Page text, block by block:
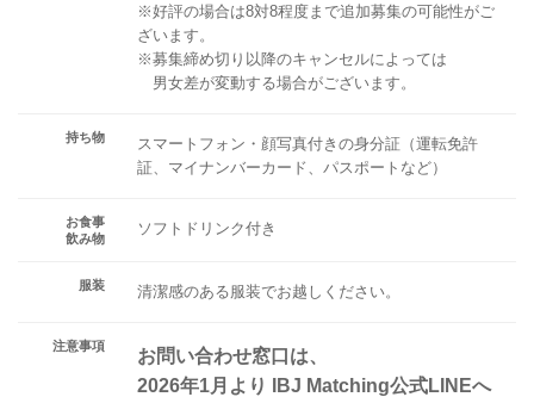
※好評の場合は8対8程度まで追加募集の可能性がご
ざいます。
※募集締め切り以降のキャンセルによっては
男女差が変動する場合がございます。
持ち物
スマートフォン・顔写真付きの身分証（運転免許
証、マイナンバーカード、パスポートなど）
お食事
飲み物
ソフトドリンク付き
服装 清潔感のある服装でお越しください。
注意事項
お問い合わせ窓口は、
2026年1月より IBJ Matching公式LINEへ